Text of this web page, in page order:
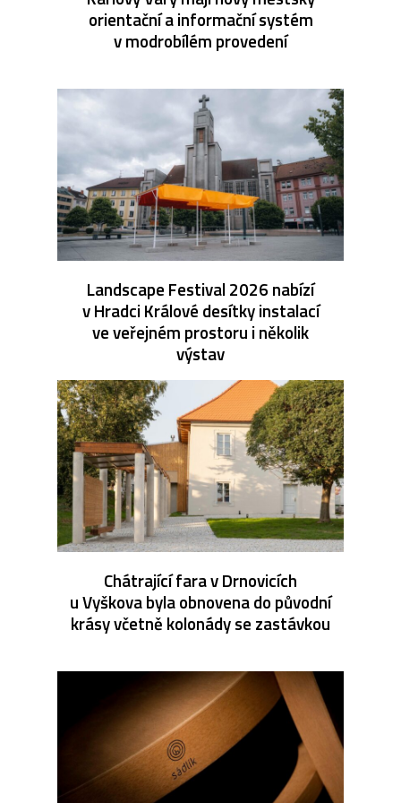
orientační a informační systém
v modrobílém provedení
Landscape Festival 2026 nabízí
v Hradci Králové desítky instalací
ve veřejném prostoru i několik
výstav
Chátrající fara v Drnovicích
u Vyškova byla obnovena do původní
krásy včetně kolonády se zastávkou